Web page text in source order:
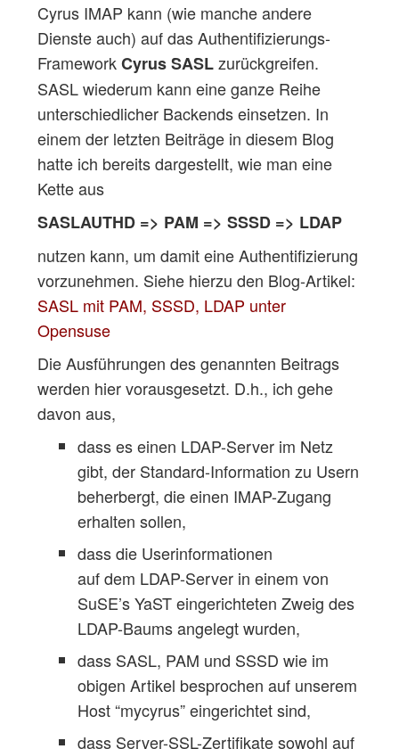
Cyrus IMAP kann (wie manche andere
Dienste auch) auf das Authentifizierungs-
FrameworkCyrus SASLzurückgreifen.
SASL wiederum kann eine ganze Reihe
unterschiedlicher Backends einsetzen. In
einem der letzten Beiträge in diesem Blog
hatte ich bereits dargestellt, wie man eine
Kette aus
SASLAUTHD => PAM => SSSD => LDAP
nutzen kann, um damit eine Authentifizierung
vorzunehmen. Siehe hierzu den Blog-Artikel:
SASL mit PAM, SSSD, LDAP unter
Opensuse
Die Ausführungen des genannten Beitrags
werden hier vorausgesetzt. D.h., ich gehe
davon aus,
dass es einen LDAP-Server im Netz
gibt, der Standard-Information zu Usern
beherbergt, die einen IMAP-Zugang
erhalten sollen,
dass die Userinformationen
auf dem LDAP-Server in einem von
SuSE’s YaST eingerichteten Zweig des
LDAP-Baums angelegt wurden,
dass SASL, PAM und SSSD wie im
obigen Artikel besprochen auf unserem
Host “mycyrus” eingerichtet sind,
dass Server-SSL-Zertifikate sowohl auf